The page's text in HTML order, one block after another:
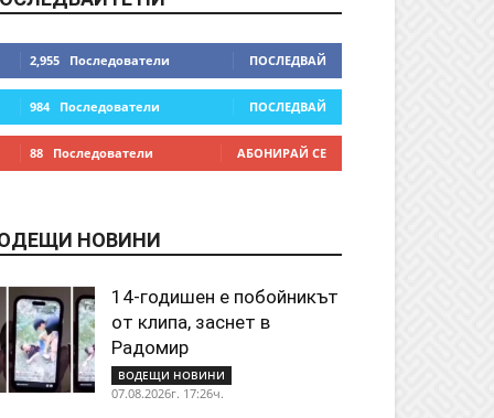
2,955 Последователи ПОСЛЕДВАЙ
984 Последователи ПОСЛЕДВАЙ
88 Последователи АБОНИРАЙ СЕ
НОВИНИ
14-годишен е побойникът
от клипа, заснет в
Радомир
ВОДЕЩИ НОВИНИ
07.08.2026г. 17:26ч.